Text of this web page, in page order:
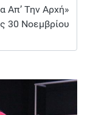
Απ’ Την Αρχή»
30 Νοεμβρίου